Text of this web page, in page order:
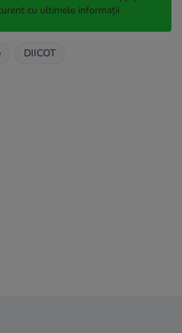
cu ultimele informații
DIICOT